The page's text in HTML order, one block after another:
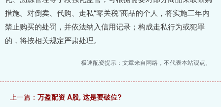
措施。对倒卖、代购、走私“零关税”商品的个人，将实施三年内
禁止购买的处罚，并依法纳入信用记录；构成走私行为或犯罪
的，将按相关规定严肃处理。
极速配资提示：文章来自网络，不代表本站观点。
上一篇： 万盈配资 A股, 这是要破位?